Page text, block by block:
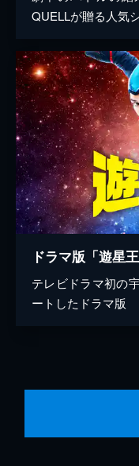
QUELLが贈る人気
ドラマ版「遊星
テレビドラマ初の
ートしたドラマ版